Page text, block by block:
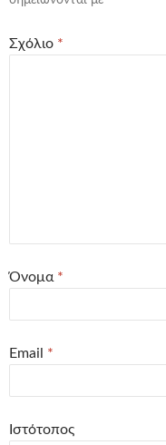
Σχόλιο *
Όνομα *
Email *
Ιστότοπος